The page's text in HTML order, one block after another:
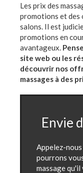
Les prix des
promotions et des
salons. Il est
promotions en
avantageux.
site web ou les
découvrir nos
massages à des
Envie
Appelez-nous
pourrons
massage